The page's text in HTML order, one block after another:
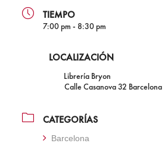
TIEMPO
7:00 pm - 8:30 pm
LOCALIZACIÓN
Librería Bryon
Calle Casanova 32 Barcelona
CATEGORÍAS
Barcelona